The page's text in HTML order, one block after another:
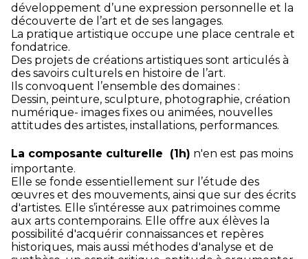
développement d’une expression personnelle et la
découverte de l’art et de ses langages.
La pratique artistique occupe une place centrale et
fondatrice.
Des projets de créations artistiques sont articulés à
des savoirs culturels en histoire de l’art.
Ils convoquent l’ensemble des domaines :
Dessin, peinture, sculpture, photographie, création
numérique- images fixes ou animées, nouvelles
attitudes des artistes, installations, performances.
La composante culturelle (1h) n'en est pas moins
importante.
Elle se fonde essentiellement sur l’étude des
œuvres et des mouvements, ainsi que sur des écrits
d'artistes. Elle s’intéresse aux patrimoines comme
aux arts contemporains. Elle offre aux élèves la
possibilité d'acquérir connaissances et repères
historiques, mais aussi méthodes d'analyse et de